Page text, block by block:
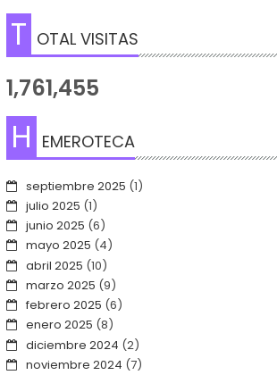
T OTAL VISITAS
1,761,455
H EMEROTECA
septiembre 2025 (1)
julio 2025 (1)
junio 2025 (6)
mayo 2025 (4)
abril 2025 (10)
marzo 2025 (9)
febrero 2025 (6)
enero 2025 (8)
diciembre 2024 (2)
noviembre 2024 (7)